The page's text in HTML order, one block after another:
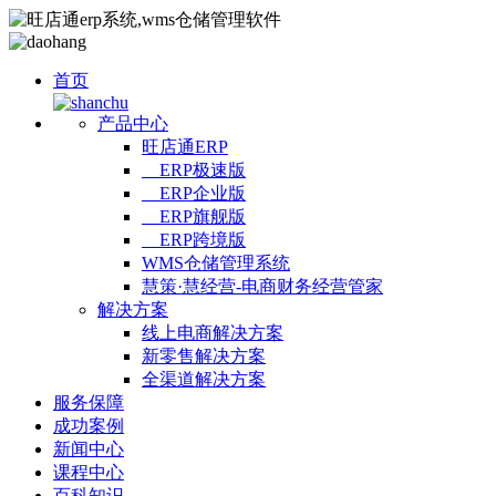
首页
产品中心
旺店通ERP
ERP极速版
ERP企业版
ERP旗舰版
ERP跨境版
WMS仓储管理系统
慧策·慧经营-电商财务经营管家
解决方案
线上电商解决方案
新零售解决方案
全渠道解决方案
服务保障
成功案例
新闻中心
课程中心